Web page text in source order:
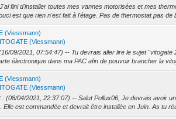
fini d'installer toutes mes vannes motorisées et mes
est que rien n'est fait à l'étage. Pas de thermostat pas de
(Viessmann)
(Viessmann)
09/2021, 07:54:47) -- Tu devrais aller lire le sujet "vitogate
électronique dans ma PAC afin de pouvoir brancher la
(Viessmann)
(Viessmann)
: (08/04/2021, 22:37:07) -- Salut Pollux06, Je devrais avoir
Elle est commandée et devrait être installée en Juin. As tu